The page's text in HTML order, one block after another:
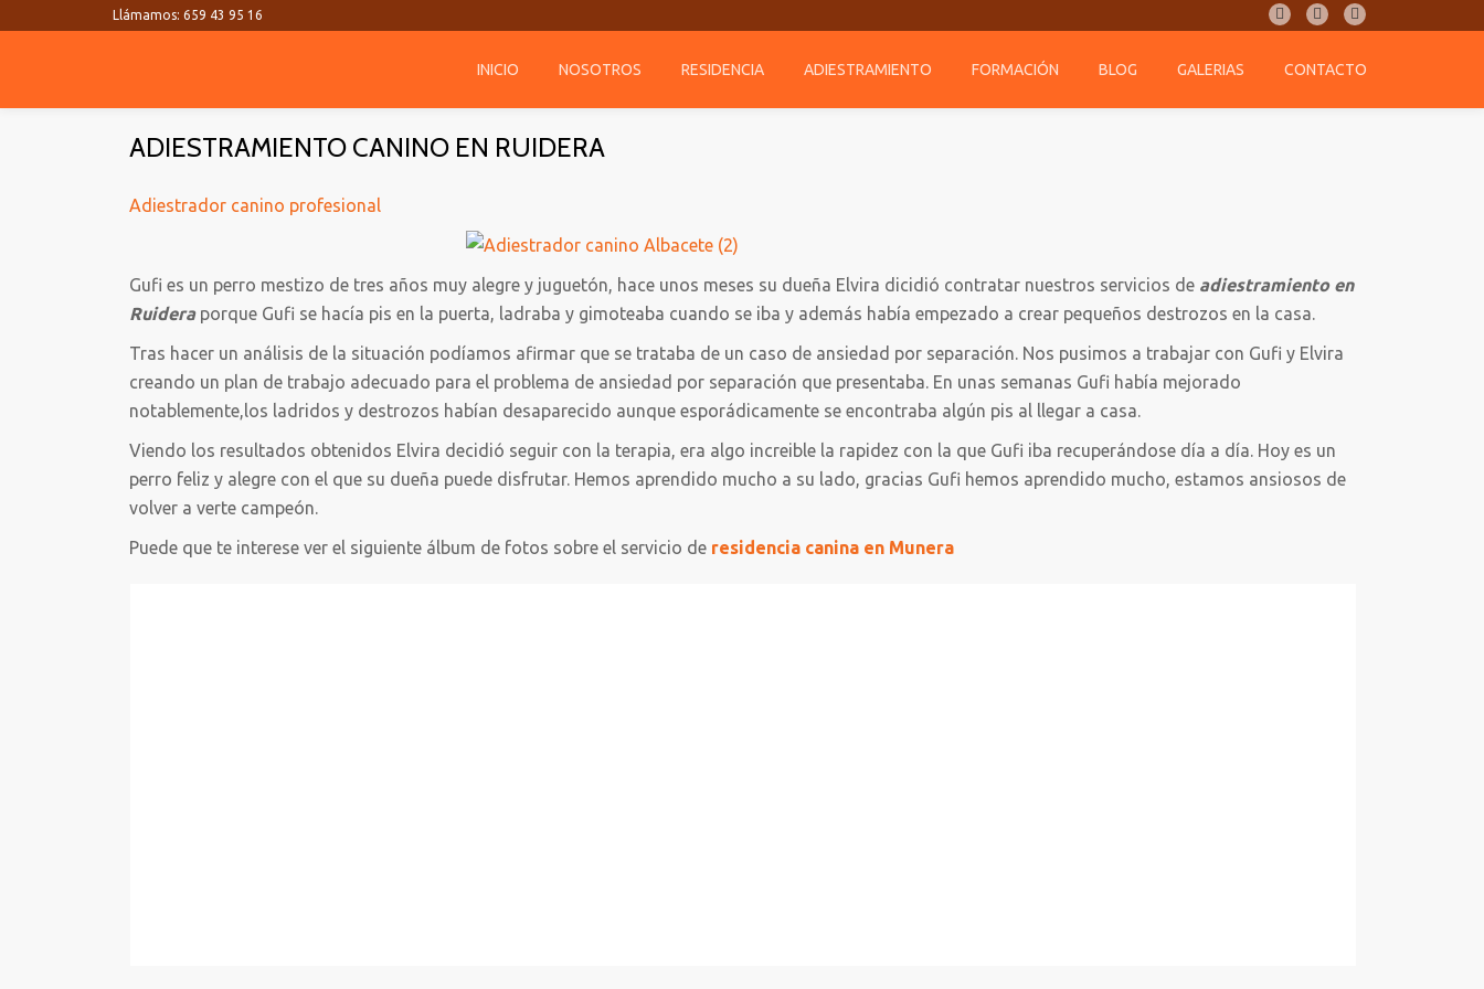
Llámamos: 659 43 95 16
fa-
fa-
fa-
plus-
square
INICIO NOSOTROS RESIDENCIA ADIESTRAMIENTO FORMACIÓN BLOG GALERIAS CONTACTO
ADIESTRAMIENTO CANINO EN RUIDERA
Adiestrador canino profesional
Gufi es un perro mestizo de tres años muy alegre y juguetón, hace unos meses su dueña Elvira dicidió contratar nuestros servicios de adiestramiento en
Ruideraporque Gufi se hacía pis en la puerta, ladraba y gimoteaba cuando se iba y además había empezado a crear pequeños destrozos en la casa.
Tras hacer un análisis de la situación podíamos afirmar que se trataba de un caso de ansiedad por separación. Nos pusimos a trabajar con Gufi y Elvira
creando un plan de trabajo adecuado para el problema de ansiedad por separación que presentaba. En unas semanas Gufi había mejorado
notablemente,los ladridos y destrozos habían desaparecido aunque esporádicamente se encontraba algún pis al llegar a casa.
Viendo los resultados obtenidos Elvira decidió seguir con la terapia, era algo increible la rapidez con la que Gufi iba recuperándose día a día. Hoy es un
perro feliz y alegre con el que su dueña puede disfrutar. Hemos aprendido mucho a su lado, gracias Gufi hemos aprendido mucho, estamos ansiosos de
volver a verte campeón.
Puede que te interese ver el siguiente álbum de fotos sobre el servicio de residencia canina en Munera